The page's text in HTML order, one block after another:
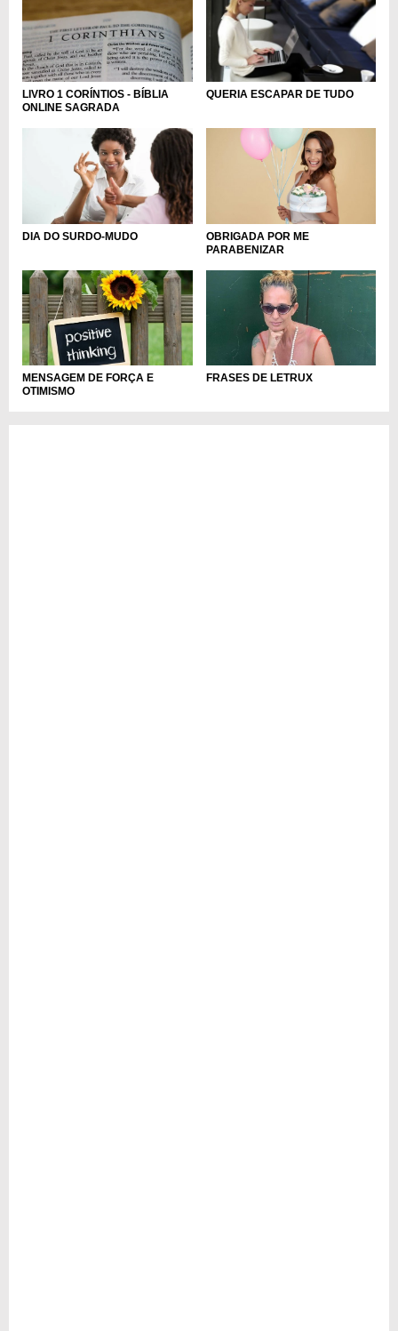
LIVRO 1 CORÍNTIOS - BÍBLIA
ONLINE SAGRADA
QUERIA ESCAPAR DE TUDO
DIA DO SURDO-MUDO
OBRIGADA POR ME
PARABENIZAR
MENSAGEM DE FORÇA E
OTIMISMO
FRASES DE LETRUX